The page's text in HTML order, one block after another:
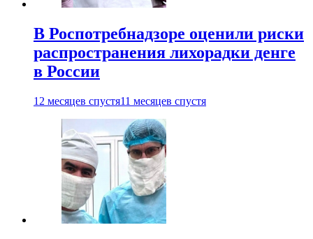
В Роспотребнадзоре оценили риски
распространения лихорадки денге
в России
12 месяцев спустя11 месяцев спустя